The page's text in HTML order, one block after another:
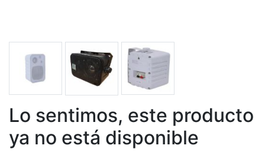
Lo sentimos, este producto
ya no está disponible